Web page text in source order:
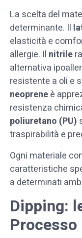
La scelta del
determinante. Il
elasticità e
allergie. Il nitrile
alternativa
resistente a oli e
neopreneè
resistenza
poliuretano (PU)
traspirabilità e
Ogni materiale
caratteristiche
a determinati
Dipping:
Processo